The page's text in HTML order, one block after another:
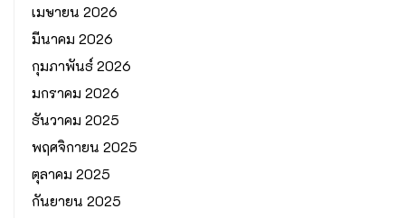
เมษายน 2026
มีนาคม 2026
กุมภาพันธ์ 2026
มกราคม 2026
ธันวาคม 2025
พฤศจิกายน 2025
ตุลาคม 2025
กันยายน 2025